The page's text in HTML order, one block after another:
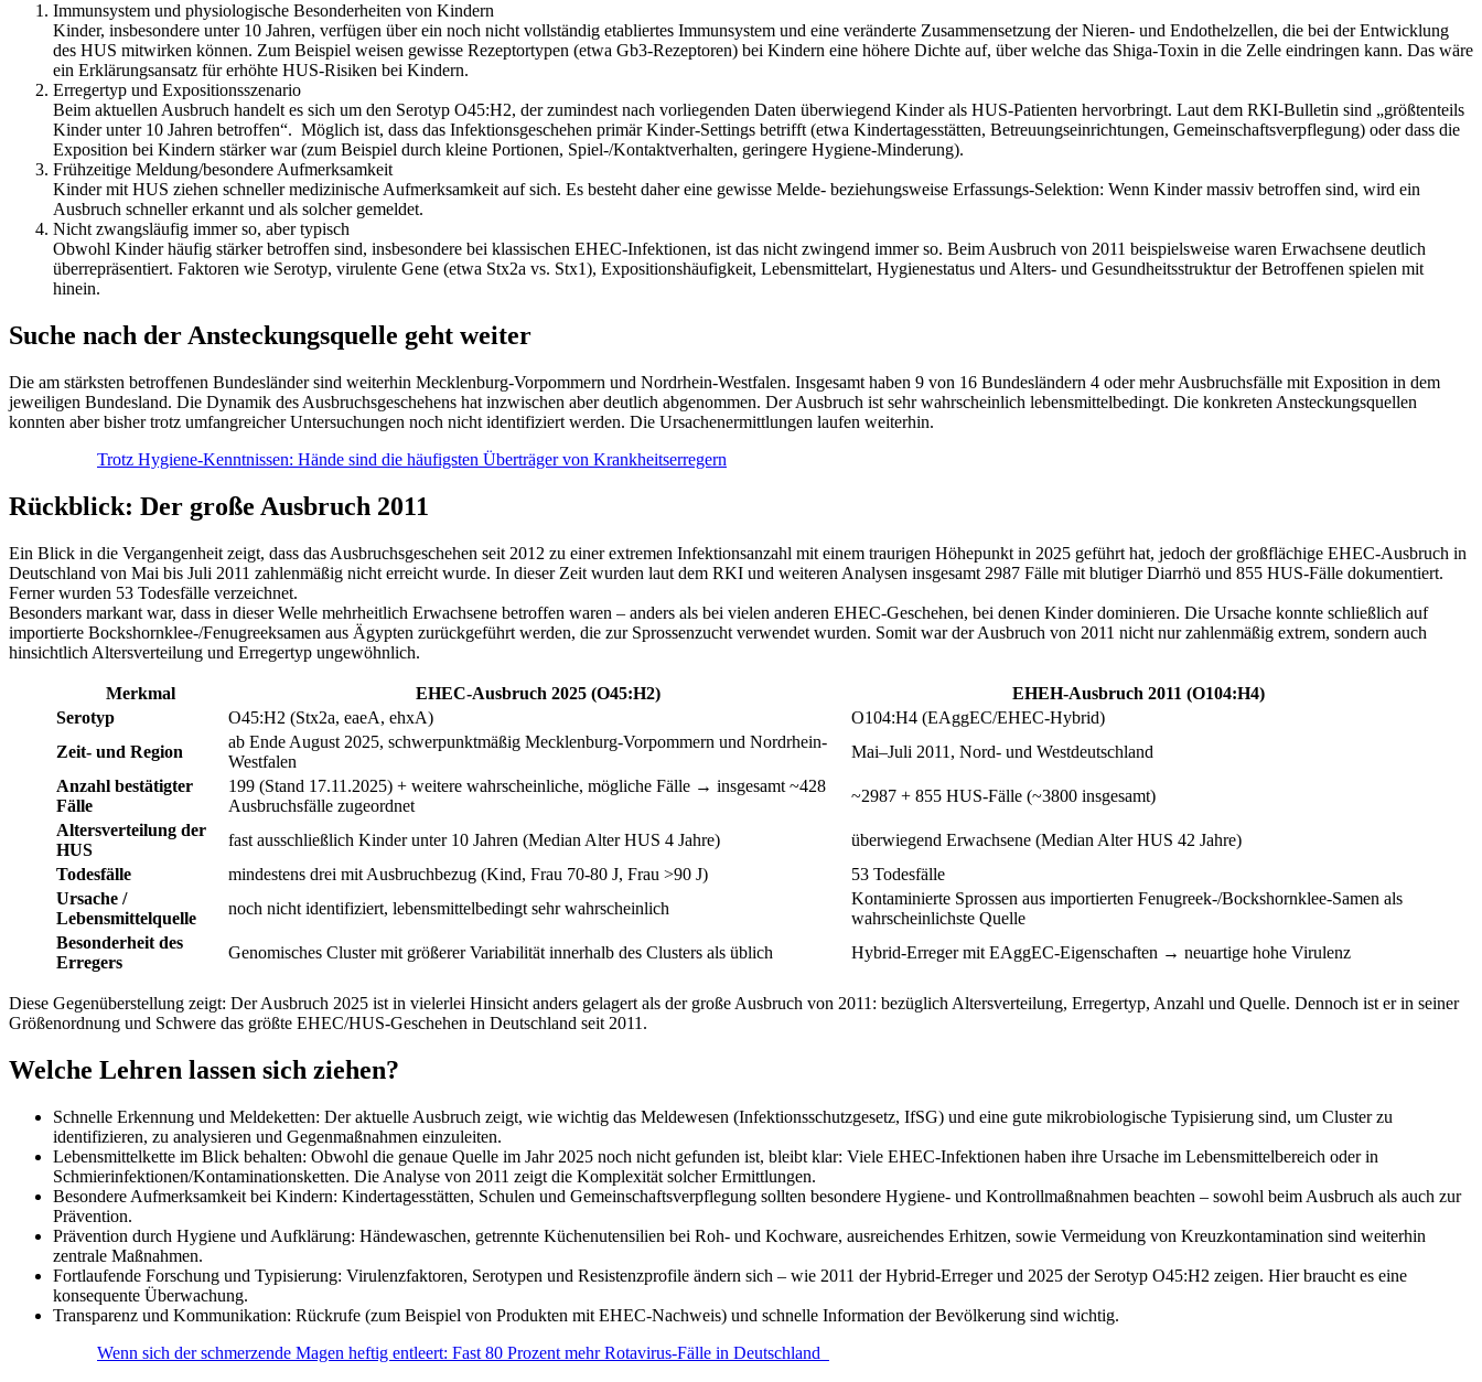
Immunsystem und physiologische Besonderheiten von Kindern
Kinder, insbesondere unter 10 Jahren, verfügen über ein noch nicht vollständig etabliertes Immunsystem und eine veränderte Zusammensetzung der Nieren- und Endothelzellen, die bei der Entwicklung
des HUS mitwirken können. Zum Beispiel weisen gewisse Rezep­tortypen (etwa Gb3-Rezeptoren) bei Kindern eine höhere Dichte auf, über welche das Shiga-Toxin in die Zelle eindringen kann. Das wäre
ein Erklärungsansatz für erhöhte HUS-Risiken bei Kindern.
Erregertyp und Expositionsszenario
Beim aktuellen Ausbruch handelt es sich um den Serotyp O45:H2, der zumindest nach vorliegenden Daten überwiegend Kinder als HUS-Patienten hervorbringt. Laut dem RKI-Bulletin sind „größtenteils
Kinder unter 10 Jahren betroffen“. Möglich ist, dass das Infektionsgeschehen primär Kinder-Settings betrifft (etwa Kindertagesstätten, Betreuungseinrichtungen, Gemeinschaftsverpflegung) oder dass die
Exposition bei Kindern stärker war (zum Beispiel durch kleine Portionen, Spiel-/Kontaktverhalten, geringere Hygiene-Minderung).
Frühzeitige Meldung/besondere Aufmerksamkeit
Kinder mit HUS ziehen schneller medizinische Aufmerksamkeit auf sich. Es besteht daher eine gewisse Melde- beziehungsweise Erfassungs-Selektion: Wenn Kinder massiv betroffen sind, wird ein
Ausbruch schneller erkannt und als solcher gemeldet.
Nicht zwangsläufig immer so, aber typisch
Obwohl Kinder häufig stärker betroffen sind, insbesondere bei klassischen EHEC-Infektionen, ist das nicht zwingend immer so. Beim Ausbruch von 2011 beispielsweise waren Erwachsene deutlich
überrepräsentiert. Faktoren wie Serotyp, virulente Gene (etwa Stx2a vs. Stx1), Expositionshäufigkeit, Lebensmittelart, Hygienestatus und Alters- und Gesundheitsstruktur der Betroffenen spielen mit
hinein.
Suche nach der Ansteckungsquelle geht weiter
Die am stärksten betroffenen Bundesländer sind weiterhin Mecklenburg‑Vorpommern und Nordrhein‑Westfalen. Insgesamt haben 9 von 16 Bundesländern 4 oder mehr Ausbruchsfälle mit Exposition in dem
jeweiligen Bundesland. Die Dynamik des Ausbruchsgeschehens hat inzwischen aber deutlich abgenommen. Der Ausbruch ist sehr wahrscheinlich lebensmittelbedingt. Die konkreten Ansteckungsquellen
konnten aber bisher trotz umfangreicher Untersuchungen noch nicht identifiziert werden. Die Ursachenermittlungen laufen weiterhin.
Trotz Hygiene-Kenntnissen: Hände sind die häufigsten Überträger von Krankheitserregern
Rückblick: Der große Ausbruch 2011
Ein Blick in die Vergangenheit zeigt, dass das Ausbruchsgeschehen seit 2012 zu einer extremen Infektionsanzahl mit einem traurigen Höhepunkt in 2025 geführt hat, jedoch der großflächige EHEC-Ausbruch in
Deutschland von Mai bis Juli 2011 zahlenmäßig nicht erreicht wurde. In dieser Zeit wurden laut dem RKI und weiteren Analysen insgesamt 2987 Fälle mit blutiger Diarrhö und 855 HUS-Fälle dokumentiert.
Ferner wurden 53 Todesfälle verzeichnet.
Besonders markant war, dass in dieser Welle mehrheitlich Erwachsene betroffen waren – anders als bei vielen anderen EHEC-Geschehen, bei denen Kinder dominieren. Die Ursache konnte schließlich auf
importierte Bockshornklee-/Fenugreeksamen aus Ägypten zurückgeführt werden, die zur Sprossenzucht verwendet wurden. Somit war der Ausbruch von 2011 nicht nur zahlenmäßig extrem, sondern auch
hinsichtlich Altersverteilung und Erregertyp ungewöhnlich.
Merkmal EHEC-Ausbruch 2025 (O45:H2)
EHEH-Ausbruch 2011 (O104:H4)
Serotyp
O45:H2 (Stx2a, eaeA, ehxA)
O104:H4 (EAggEC/EHEC-Hybrid)
Zeit- und Region
ab Ende August 2025, schwerpunktmäßig Mecklenburg-Vorpommern und Nordrhein-
Westfalen
Mai–Juli 2011, Nord- und Westdeutschland
Anzahl bestätigter
Fälle
199 (Stand 17.11.2025) + weitere wahrscheinliche, mögliche Fälle → insgesamt ~428
Ausbruchsfälle zugeordnet
~2987 + 855 HUS-Fälle (~3800 insgesamt)
Altersverteilung der
HUS
fast ausschließlich Kinder unter 10 Jahren (Median Alter HUS 4 Jahre)
überwiegend Erwachsene (Median Alter HUS 42 Jahre)
Todesfälle
mindestens drei mit Ausbruchbezug (Kind, Frau 70-80 J, Frau >90 J)
53 Todesfälle
Ursache /
Lebensmittelquelle
noch nicht identifiziert, lebensmittel­bedingt sehr wahrscheinlich
Kontaminierte Sprossen aus importierten Fenugreek-/Bockshornklee-Samen als
wahrscheinlichste Quelle
Besonderheit des
Erregers
Genomisches Cluster mit größerer Variabilität innerhalb des Clusters als üblich Hybrid-Erreger mit EAggEC-Eigenschaften → neuartige hohe Virulenz
Diese Gegenüberstellung zeigt: Der Ausbruch 2025 ist in vielerlei Hinsicht anders gelagert als der große Ausbruch von 2011: bezüglich Altersverteilung, Erregertyp, Anzahl und Quelle. Dennoch ist er in seiner
Größenordnung und Schwere das größte EHEC/HUS-Geschehen in Deutschland seit 2011.
Welche Lehren lassen sich ziehen?
Schnelle Erkennung und Meldeketten: Der aktuelle Ausbruch zeigt, wie wichtig das Meldewesen (Infektionsschutzgesetz, IfSG) und eine gute mikrobiologische Typisierung sind, um Cluster zu
identifizieren, zu analysieren und Gegenmaßnahmen einzuleiten.
Lebensmittelkette im Blick behalten: Obwohl die genaue Quelle im Jahr 2025 noch nicht gefunden ist, bleibt klar: Viele EHEC-Infektionen haben ihre Ursache im Lebensmittelbereich oder in
Schmierinfektionen/Kontaminationsketten. Die Analyse von 2011 zeigt die Komplexität solcher Ermittlungen.
Besondere Aufmerksamkeit bei Kindern: Kindertagesstätten, Schulen und Gemeinschaftsverpflegung sollten besondere Hygiene- und Kontrollmaßnahmen beachten – sowohl beim Ausbruch als auch zur
Prävention.
Prävention durch Hygiene und Aufklärung: Händewaschen, getrennte Küchenutensilien bei Roh- und Kochware, ausreichendes Erhitzen, sowie Vermeidung von Kreuz­kontamination sind weiterhin
zentrale Maßnahmen.
Fortlaufende Forschung und Typisierung: Virulenzfaktoren, Serotypen und Resistenzprofile ändern sich – wie 2011 der Hybrid-Erreger und 2025 der Serotyp O45:H2 zeigen. Hier braucht es eine
konsequente Überwachung.
Transparenz und Kommunikation: Rückrufe (zum Beispiel von Produkten mit EHEC-Nachweis) und schnelle Information der Bevölkerung sind wichtig.
Wenn sich der schmerzende Magen heftig entleert: Fast 80 Prozent mehr Rotavirus-Fälle in Deutschland